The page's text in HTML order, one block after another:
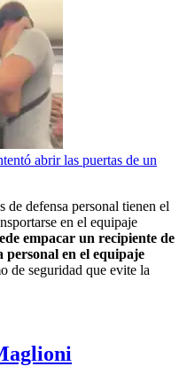
abrir las puertas de un
de defensa personal tienen el
en el equipaje
empacar un recipiente de
personal en el equipaje
de seguridad que evite la